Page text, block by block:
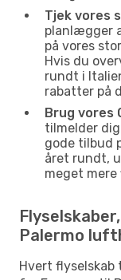
Tjek vores
planlægger
på vores
Hvis du
rundt i
rabatter på
Brug vores
tilmelder
gode tilbud
året rundt,
meget
Palermo
Hvert flyselskab